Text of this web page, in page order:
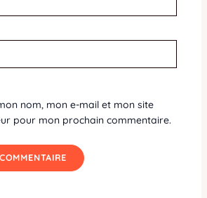
nom, mon e-mail et mon site
pour mon prochain commentaire.